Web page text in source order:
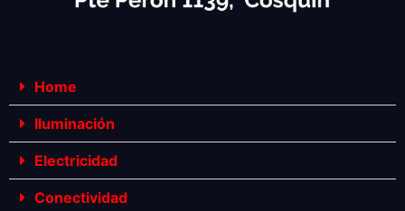
Home
Iluminación
Electricidad
Conectividad